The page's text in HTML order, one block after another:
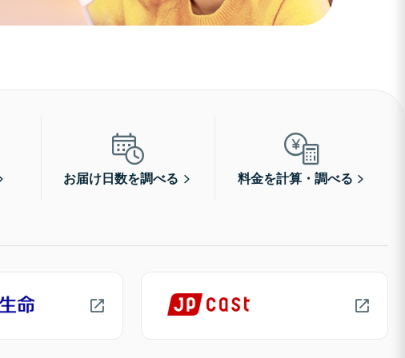
お届け日数を調べる 料金を計算・調べる